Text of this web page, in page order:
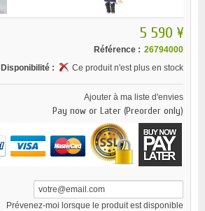
5 590 ¥
Référence : 26794000
Disponibilité :
Ce produit n'est plus en stock
Ajouter à ma liste d'envies
Pay now or Later (Preorder only)
Prévenez-moi lorsque le produit est disponible